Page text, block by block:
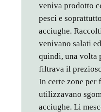
veniva prodotto
pesci e
acciughe.
venivano salati
quindi, una volta
filtrava il
In certe zone per
utilizzavano
acciughe. Li